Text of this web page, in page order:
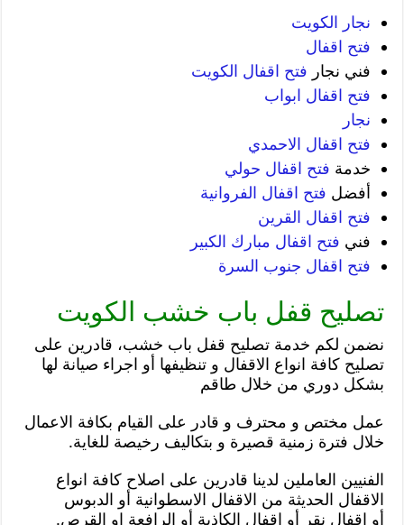
نجار الكويت
فتح اقفال
فني نجار فتح اقفال الكويت
فتح اقفال ابواب
نجار
فتح اقفال الاحمدي
خدمة فتح اقفال حولي
أفضل فتح اقفال الفروانية
فتح اقفال القرين
فني فتح اقفال مبارك الكبير
فتح اقفال جنوب السرة
تصليح قفل باب خشب الكويت
نضمن لكم خدمة تصليح قفل باب خشب، قادرين على
تصليح كافة انواع الاقفال و تنظيفها أو اجراء صيانة لها
بشكل دوري من خلال طاقم
عمل مختص و محترف و قادر على القيام بكافة الاعمال
خلال فترة زمنية قصيرة و بتكاليف رخيصة للغاية.
الفنيين العاملين لدينا قادرين على اصلاح كافة انواع
الاقفال الحديثة من الاقفال الاسطوانية أو الدبوس
أو اقفال نقر أو اقفال الكاذبة أو الرافعة او القرص.